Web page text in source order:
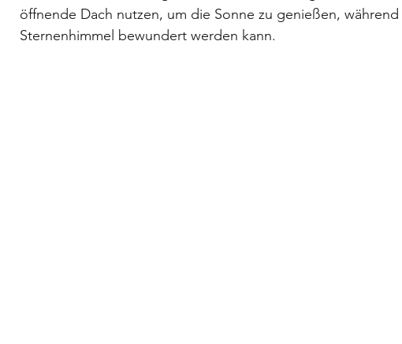
öffnende Dach nutzen, um die Sonne zu genießen,
Sternenhimmel bewundert werden kann.